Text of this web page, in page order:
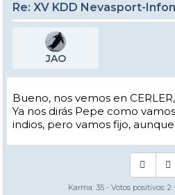
Re: XV KDD Nevasport-
JAO
Bueno, nos vemos en
Ya nos dirás Pepe como
indios, pero vamos fijo,
Karma: 35 - Votos positivos: 2